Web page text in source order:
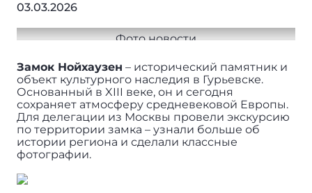
03.03.2026
Замок Нойхаузен – исторический памятник и
объект культурного наследия в Гурьевске.
Основанный в XIII веке, он и сегодня
сохраняет атмосферу средневековой Европы.
Для делегации из Москвы провели экскурсию
по территории замка – узнали больше об
истории региона и сделали классные
фотографии.